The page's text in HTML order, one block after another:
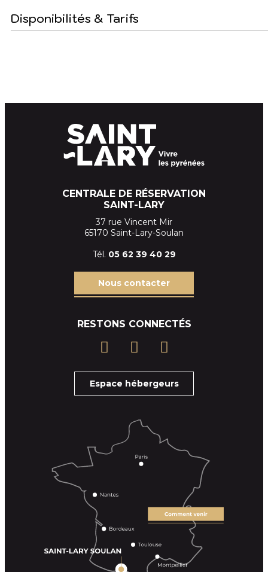
Disponibilités & Tarifs
CENTRALE DE RÉSERVATION
SAINT-LARY
37 rue Vincent Mir
65170 Saint-Lary-Soulan
Tél. 05 62 39 40 29
Nous contacter
RESTONS CONNECTÉS
Espace hébergeurs